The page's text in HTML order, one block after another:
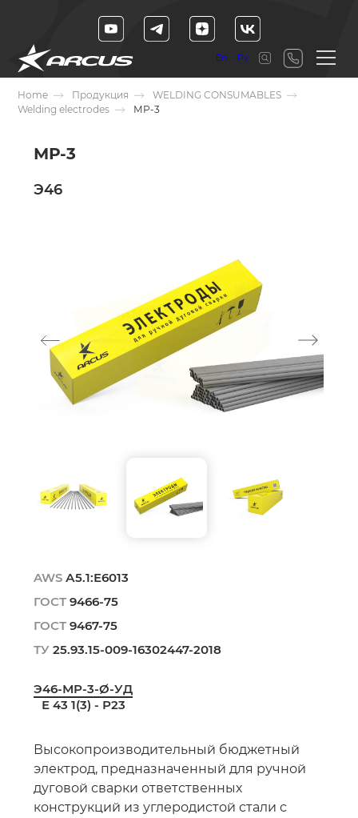
En Ру
Home Продукция
WELDING CONSUMABLES
Welding electrodes
МР-3
МР-3
Э46
AWSА5.1:Е6013
ГОСТ 9466-75
ГОСТ 9467-75
ТУ 25.93.15-009-16302447-2018
Э46-МР-3-Ø-УД
Е 43 1(3) - Р23
Высокопроизводительный бюджетный
электрод, предназначенный для ручной
дуговой сварки ответственных
конструкций из углеродистой стали с